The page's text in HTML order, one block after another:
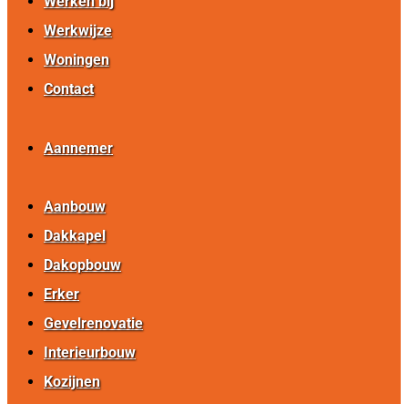
Werkwijze
Woningen
Contact
Aannemer
Aanbouw
Dakkapel
Dakopbouw
Erker
Gevelrenovatie
Interieurbouw
Kozijnen